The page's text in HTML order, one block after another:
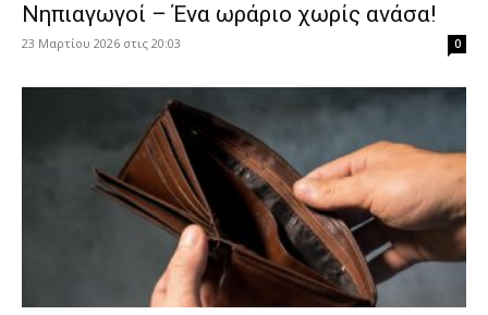
Νηπιαγωγοί – Ένα ωράριο χωρίς ανάσα!
23 Μαρτίου 2026 στις 20:03 0